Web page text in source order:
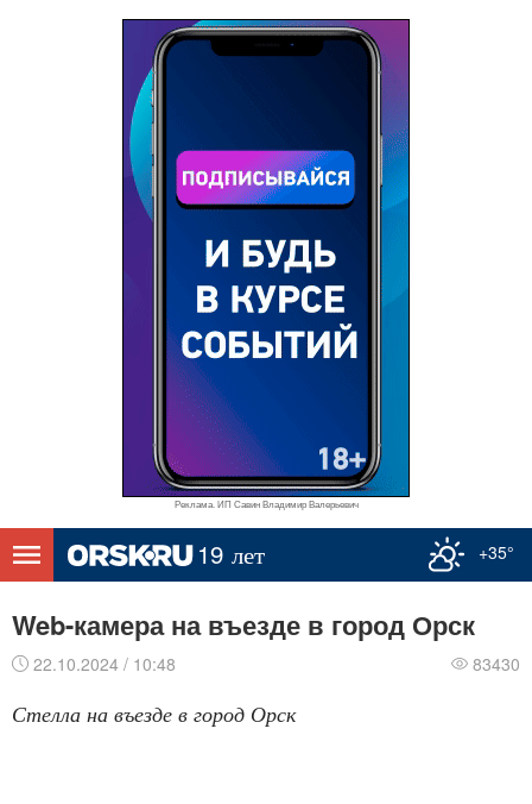
Реклама. ИП Савин Владимир Валерьевич
+35°
Web-камера на въезде в город Орск
22.10.2024 / 10:48 83430
Стелла на въезде в город Орск